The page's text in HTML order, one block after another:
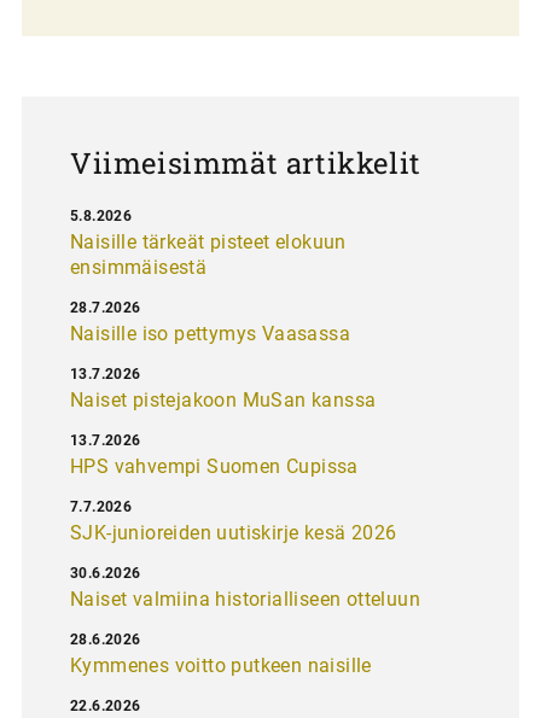
Viimeisimmät artikkelit
Naisille tärkeät pisteet elokuun
ensimmäisestä
5.8.2026
Naisille iso pettymys Vaasassa
28.7.2026
Naiset pistejakoon MuSan kanssa
13.7.2026
HPS vahvempi Suomen Cupissa
13.7.2026
SJK-junioreiden uutiskirje kesä 2026
7.7.2026
Naiset valmiina historialliseen otteluun
30.6.2026
Kymmenes voitto putkeen naisille
28.6.2026
22.6.2026